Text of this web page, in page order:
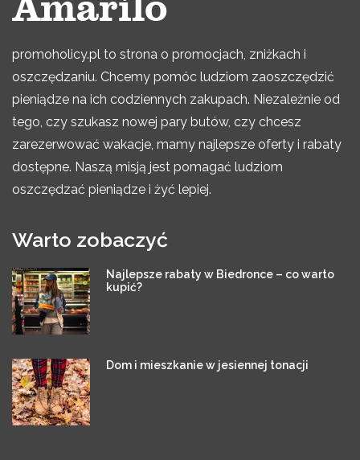
promoholicy.pl to strona o promocjach, zniżkach i
oszczędzaniu. Chcemy pomóc ludziom zaoszczędzić
pieniądze na ich codziennych zakupach. Niezależnie od
tego, czy szukasz nowej pary butów, czy chcesz
zarezerwować wakacje, mamy najlepsze oferty i rabaty
dostępne. Naszą misją jest pomagać ludziom
oszczędzać pieniądze i żyć lepiej.
Warto zobaczyć
Najlepsze rabaty w Biedronce – co warto
kupić?
Dom i mieszkanie w jesiennej tonacji